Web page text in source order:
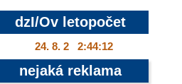
dzI/Ov letopočet
24. 8. 2 2:44:12
nejaká reklama